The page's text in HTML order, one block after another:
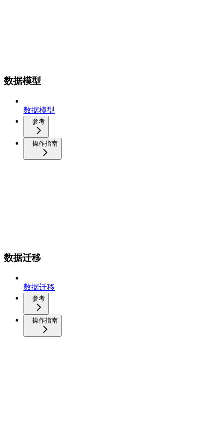
数据模型
数据模型
参考
操作指南
数据迁移
数据迁移
参考
操作指南